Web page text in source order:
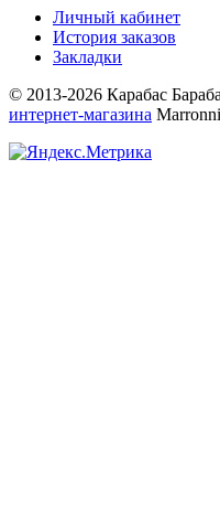
Личный кабинет
История заказов
Закладки
© 2013-2026 Карабас
интернет-магазина